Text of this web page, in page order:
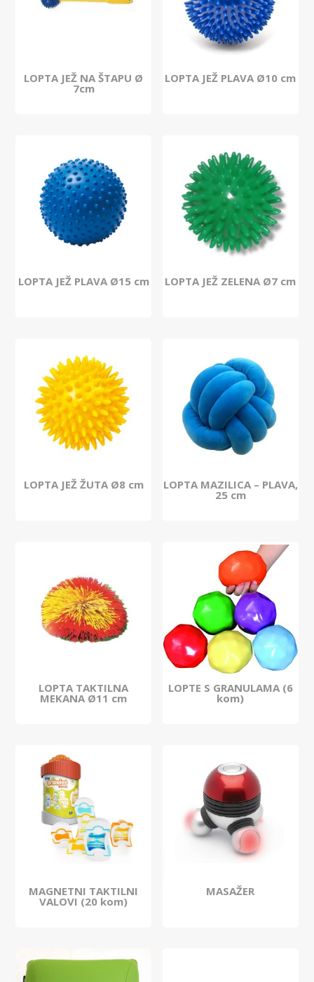
LOPTA JEŽ NA ŠTAPU Ø
7cm
LOPTA JEŽ PLAVA Ø10 cm
LOPTA JEŽ PLAVA Ø15 cm LOPTA JEŽ ZELENA Ø7 cm
LOPTA JEŽ ŽUTA Ø8 cm LOPTA MAZILICA – PLAVA,
25 cm
LOPTA TAKTILNA
MEKANA Ø11 cm
LOPTE S GRANULAMA (6
kom)
MAGNETNI TAKTILNI
VALOVI (20 kom)
MASAŽER